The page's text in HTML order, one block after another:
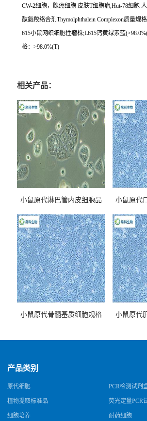
CW-2细胞，腺癌细胞 皮肤T细胞瘤,Hut-78细胞
酞氨羧络合剂 Thymolphthalein Complexon质量规
615小鼠网织细胞性瘤株;L615钙黄绿素蓝
格： >98.0%(T)
相关产品：
小鼠原代淋巴管内皮细胞品
小鼠原代
小鼠原代骨髓基质细胞规格
小鼠原代
产品类别
原代细胞 PCR检测试剂
植物提取标准品 荧光定量PCR
细胞培养 耐药细胞